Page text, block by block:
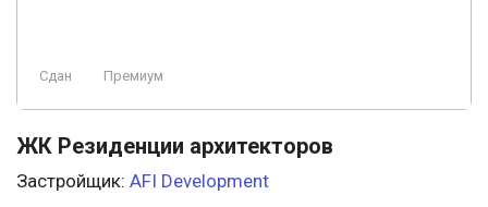
Сдан Премиум
ЖК Резиденции архитекторов
Застройщик: AFI Development